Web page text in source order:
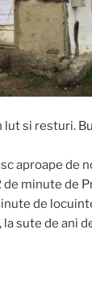
lut si resturi.
aproape de
de minute de
de
sute de ani